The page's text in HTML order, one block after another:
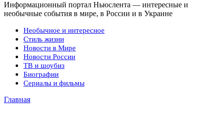
Информационный портал Ньюслента — интересные и
необычные события в мире, в России и в Украине
Необычное и интересное
Стиль жизни
Новости в Мире
Новости России
ТВ и шоубиз
Биографии
Сериалы и фильмы
Главная